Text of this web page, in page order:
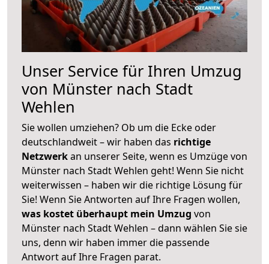
Unser Service für Ihren Umzug
von Münster nach Stadt
Wehlen
Sie wollen umziehen? Ob um die Ecke oder
deutschlandweit – wir haben das richtige
Netzwerkan unserer Seite, wenn es Umzüge von
Münster nach Stadt Wehlen geht! Wenn Sie nicht
weiterwissen – haben wir die richtige Lösung für
Sie! Wenn Sie Antworten auf Ihre Fragen wollen,
was kostet überhaupt mein Umzug von
Münster nach Stadt Wehlen – dann wählen Sie sie
uns, denn wir haben immer die passende
Antwort auf Ihre Fragen parat.